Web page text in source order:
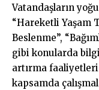
Vatandaşların
“Hareketli Yaşam
Beslenme”,
gibi konularda
artırma
kapsamda